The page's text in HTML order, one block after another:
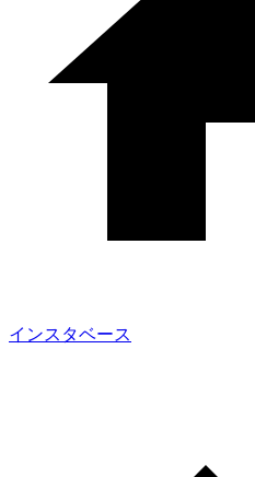
インスタベース